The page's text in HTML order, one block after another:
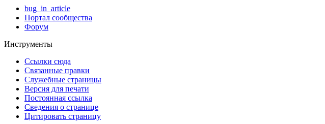
bug_in_article
Портал сообщества
Форум
Инструменты
Ссылки сюда
Связанные правки
Служебные страницы
Версия для печати
Постоянная ссылка
Сведения о странице
Цитировать страницу